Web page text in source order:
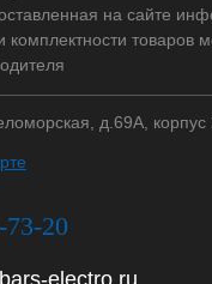
на сайте
комплектности товаров
д.69А, корпус
20
electro.ru